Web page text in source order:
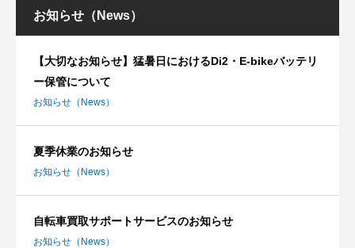
お知らせ（News）
【大切なお知らせ】猛暑日におけるDi2・E-bikeバッテリ
ー保管について
お知らせ（News）
夏季休業のお知らせ
お知らせ（News）
自転車買取サポートサービスのお知らせ
お知らせ（News）